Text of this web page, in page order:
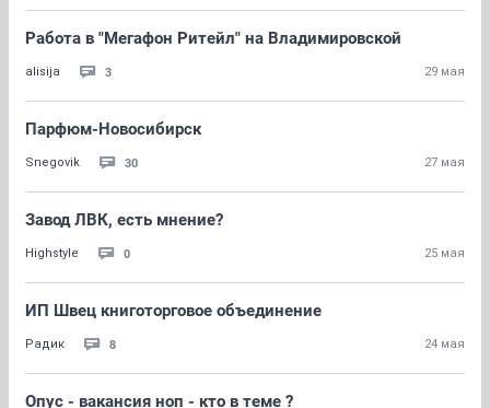
Работа в "Мегафон Ритейл" на Владимировской
alisija 3 29 мая
Парфюм-Новосибирск
Snegovik 30 27 мая
Завод ЛВК, есть мнение?
Highstyle 0 25 мая
ИП Швец книготорговое объединение
Радик 8 24 мая
Опус - вакансия ноп - кто в теме ?